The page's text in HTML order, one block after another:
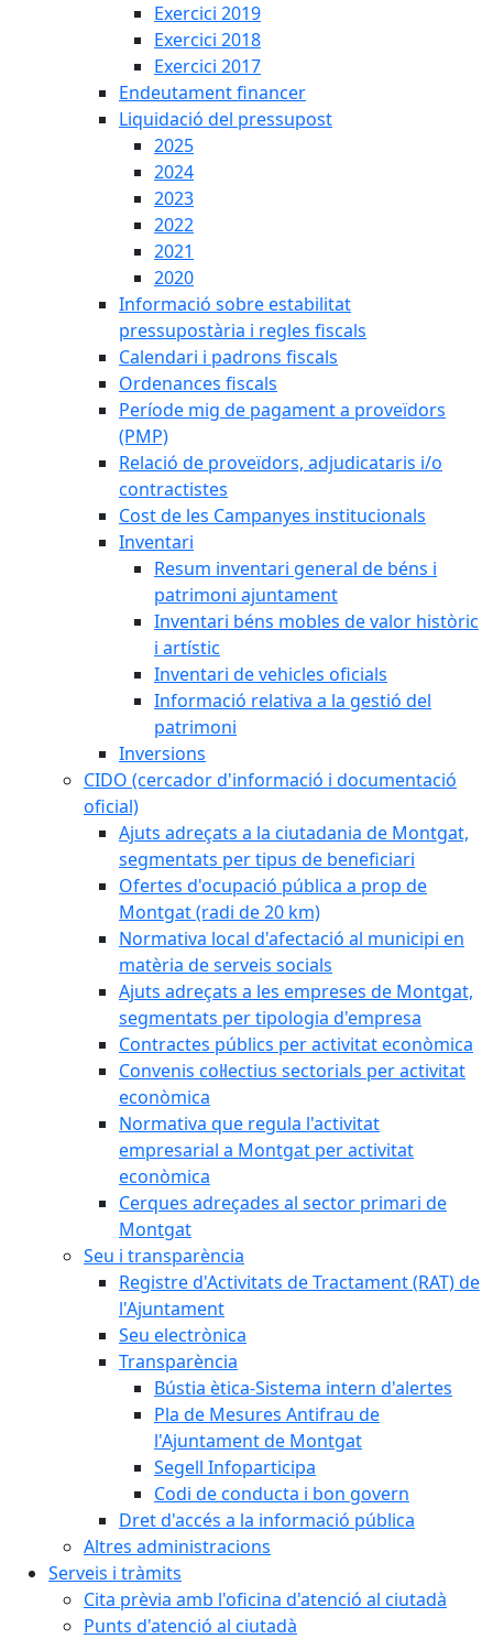
Exercici 2019
Exercici 2018
Exercici 2017
Endeutament financer
Liquidació del pressupost
2025
2024
2023
2022
2021
2020
Informació sobre estabilitat
pressupostària i regles fiscals
Calendari i padrons fiscals
Ordenances fiscals
Període mig de pagament a proveïdors
(PMP)
Relació de proveïdors, adjudicataris i/o
contractistes
Cost de les Campanyes institucionals
Inventari
Resum inventari general de béns i
patrimoni ajuntament
Inventari béns mobles de valor històric
i artístic
Inventari de vehicles oficials
Informació relativa a la gestió del
patrimoni
Inversions
CIDO (cercador d'informació i documentació
oficial)
Ajuts adreçats a la ciutadania de Montgat,
segmentats per tipus de beneficiari
Ofertes d'ocupació pública a prop de
Montgat (radi de 20 km)
Normativa local d'afectació al municipi en
matèria de serveis socials
Ajuts adreçats a les empreses de Montgat,
segmentats per tipologia d'empresa
Contractes públics per activitat econòmica
Convenis col·lectius sectorials per activitat
econòmica
Normativa que regula l'activitat
empresarial a Montgat per activitat
econòmica
Cerques adreçades al sector primari de
Montgat
Seu i transparència
Registre d'Activitats de Tractament (RAT) de
l'Ajuntament
Seu electrònica
Transparència
Bústia ètica-Sistema intern d'alertes
Pla de Mesures Antifrau de
l'Ajuntament de Montgat
Segell Infoparticipa
Codi de conducta i bon govern
Dret d'accés a la informació pública
Altres administracions
Serveis i tràmits
Cita prèvia amb l'oficina d'atenció al ciutadà
Punts d'atenció al ciutadà